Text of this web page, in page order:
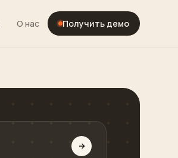
О нас Получить демо